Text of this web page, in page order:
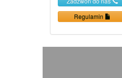
Regulamin